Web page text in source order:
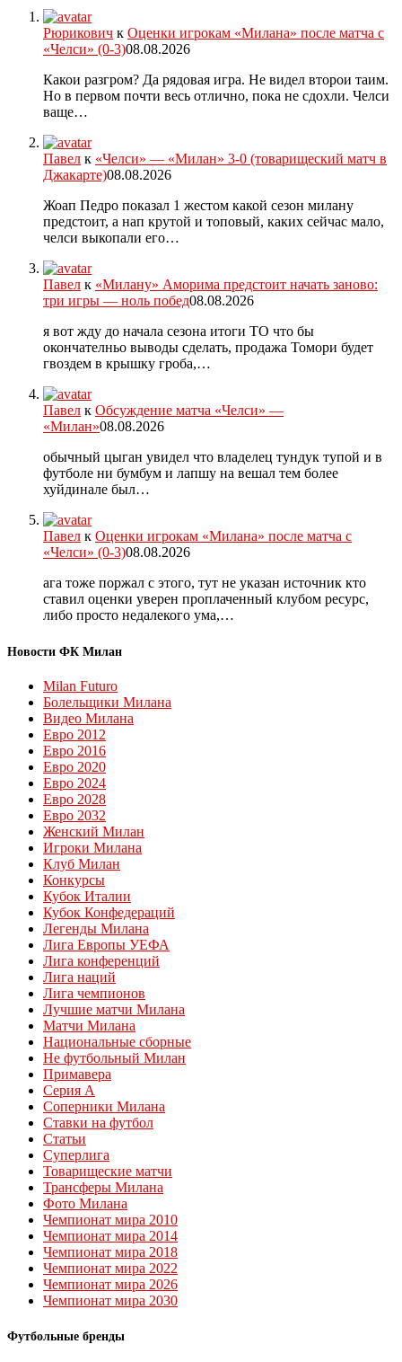
Рюрикович к Оценки игрокам «Милана» после матча с
«Челси» (0-3)08.08.2026
Какои разгром? Да рядовая игра. Не видел второи таим.
Но в первом почти весь отлично, пока не сдохли. Челси
ваще…
Павел к «Челси» — «Милан» 3-0 (товарищеский матч в
Джакарте)08.08.2026
Жоап Педро показал 1 жестом какой сезон милану
предстоит, а нап крутой и топовый, каких сейчас мало,
челси выкопали его…
Павел к «Милану» Аморима предстоит начать заново:
три игры — ноль побед08.08.2026
я вот жду до начала сезона итоги ТО что бы
окончателньо выводы сделать, продажа Томори будет
гвоздем в крышку гроба,…
Павел к Обсуждение матча «Челси» —
«Милан»08.08.2026
обычный цыган увидел что владелец тундук тупой и в
футболе ни бумбум и лапшу на вешал тем более
хуйдинале был…
Павел к Оценки игрокам «Милана» после матча с
«Челси» (0-3)08.08.2026
ага тоже поржал с этого, тут не указан источник кто
ставил оценки уверен проплаченный клубом ресурс,
либо просто недалекого ума,…
Новости ФК Милан
Milan Futuro
Болельщики Милана
Видео Милана
Евро 2012
Евро 2016
Евро 2020
Евро 2024
Евро 2028
Евро 2032
Женский Милан
Игроки Милана
Клуб Милан
Конкурсы
Кубок Италии
Кубок Конфедераций
Легенды Милана
Лига Европы УЕФА
Лига конференций
Лига наций
Лига чемпионов
Лучшие матчи Милана
Матчи Милана
Национальные сборные
Не футбольный Милан
Примавера
Серия А
Соперники Милана
Ставки на футбол
Статьи
Суперлига
Товарищеские матчи
Трансферы Милана
Фото Милана
Чемпионат мира 2010
Чемпионат мира 2014
Чемпионат мира 2018
Чемпионат мира 2022
Чемпионат мира 2026
Чемпионат мира 2030
Футбольные бренды